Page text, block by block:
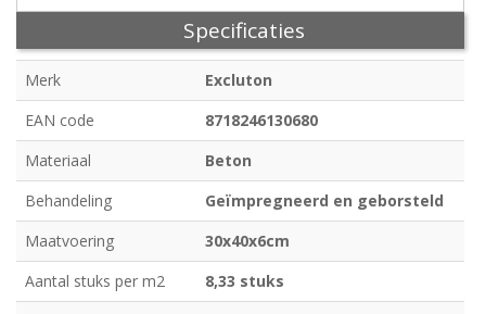
Specificaties
Merk
Excluton
EAN code
8718246130680
Materiaal
Beton
Behandeling
Geïmpregneerd en geborsteld
Maatvoering
30x40x6cm
Aantal stuks per m2
8,33 stuks